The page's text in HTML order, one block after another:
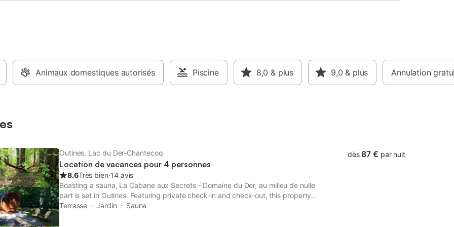
Animaux domestiques autorisés Piscine 8,0 & plus 9,0 & plus Annulation
Outines, Lac du Der-Chantecoq
Location de vacances pour 4 personnes
8.6Très bien⋅14 avis
Boasting a sauna, La Cabane aux Secrets - Domaine du Der, au milieu de nulle
part is set in Outines. Featuring private check-in and check-out, this property
also provides guests with a picnic area.
Terrasse Jardin Sauna
dès 87 € par nuit